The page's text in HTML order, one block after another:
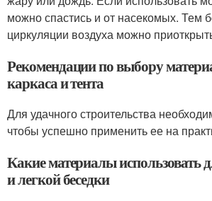
можно спастись и от насекомых. Тем
циркуляции воздуха можно
Рекомендации по выбору
каркаса и тента
Для удачного строительства
чтобы успешно применить ее на
Какие материалы использовать
и легкой беседки